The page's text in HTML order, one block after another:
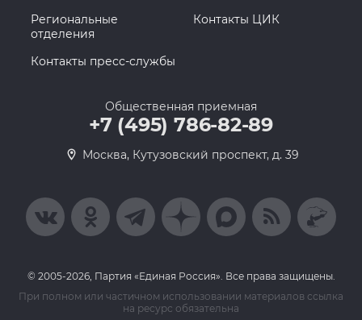
Региональные
отделения
Контакты ЦИК
Контакты пресс-службы
Общественная приемная
+7 (495) 786-82-89
Москва, Кутузовский проспект, д. 39
© 2005-2026, Партия «Единая Россия». Все права защищены.
При полном или частичном использовании материалов ссылка
на ресурс обязательна